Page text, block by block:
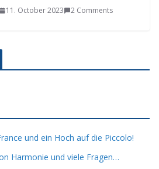
11. October 2023 2 Comments
und ein Hoch auf die Piccolo!
Harmonie und viele Fragen…